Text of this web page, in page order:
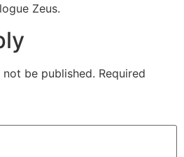
Zeus.
be published. Required